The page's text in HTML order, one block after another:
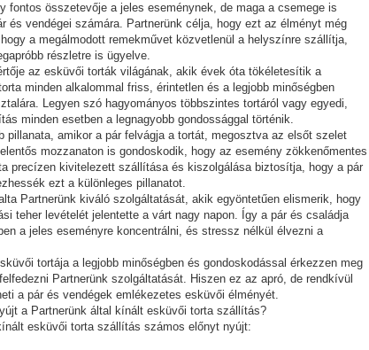
fontos összetevője a jeles eseménynek, de maga a csemege is
és vendégei számára. Partnerünk célja, hogy ezt az élményt még
a megálmodott remekművet közvetlenül a helyszínre szállítja,
részletre is ügyelve.
az esküvői torták világának, akik évek óta tökéletesítik a
minden alkalommal friss, érintetlen és a legjobb minőségben
Legyen szó hagyományos többszintes tortáról vagy egyedi,
minden esetben a legnagyobb gondossággal történik.
pillanata, amikor a pár felvágja a tortát, megosztva az elsőt szelet
mozzanaton is gondoskodik, hogy az esemény zökkenőmentes
precízen kivitelezett szállítása és kiszolgálása biztosítja, hogy a pár
ezt a különleges pillanatot.
Partnerünk kiváló szolgáltatását, akik egyöntetűen elismerik, hogy
teher levételét jelentette a várt nagy napon. Így a pár és családja
a jeles eseményre koncentrálni, és stressz nélkül élvezni a
tortája a legjobb minőségben és gondoskodással érkezzen meg
Partnerünk szolgáltatását. Hiszen ez az apró, de rendkívül
a pár és vendégek emlékezetes esküvői élményét.
a Partnerünk által kínált esküvői torta szállítás?
esküvői torta szállítás számos előnyt nyújt: